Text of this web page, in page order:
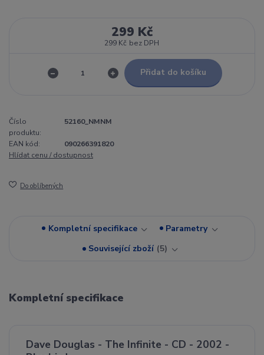
299 Kč
299 Kč bez DPH
Přidat do košíku
Číslo
produktu:
52160_NMNM
EAN kód:
090266391820
Hlídat cenu / dostupnost
Do oblíbených
Kompletní specifikace
Parametry
Související zboží 5
Kompletní specifikace
Dave Douglas - The Infinite - CD - 2002 -